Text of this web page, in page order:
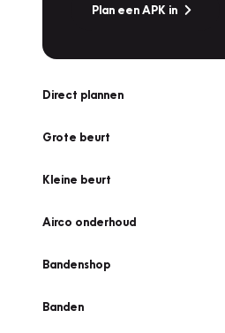
Plan een APK in
Direct plannen
Grote beurt
Kleine beurt
Airco onderhoud
Bandenshop
Banden